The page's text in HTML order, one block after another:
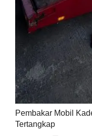
Pembakar Mobil
Tertangkap